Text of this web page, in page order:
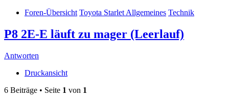
Foren-Übersicht Toyota Starlet Allgemeines Technik
P8 2E-E läuft zu mager (Leerlauf)
Antworten
Druckansicht
6 Beiträge • Seite 1 von 1